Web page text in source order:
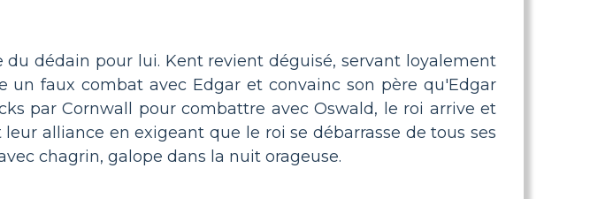
dédain pour lui. Kent revient déguisé, servant loyalement
faux combat avec Edgar et convainc son père qu'Edgar
par Cornwall pour combattre avec Oswald, le roi arrive et
alliance en exigeant que le roi se débarrasse de tous ses
chagrin, galope dans la nuit orageuse.